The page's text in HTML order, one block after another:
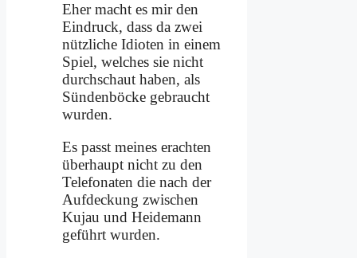
Eher macht es mir den
Ein­druck, dass da zwei
nütz­li­che Idio­ten in ei­nem
Spiel, wel­ches sie nicht
durch­schaut ha­ben, als
Sün­den­böcke ge­braucht
wur­den.
Es passt mei­nes er­ach­ten
über­haupt nicht zu den
Te­le­fo­na­ten die nach der
Auf­deckung zwi­schen
Ku­jau und Hei­de­mann
ge­führt wur­den.